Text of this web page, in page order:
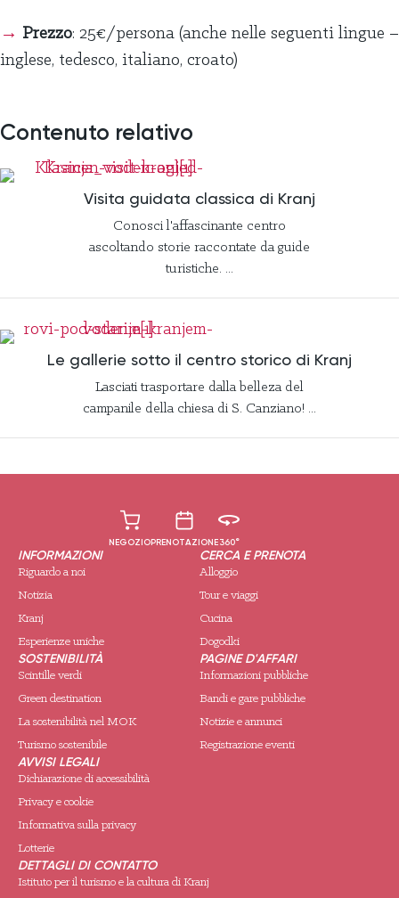
→ Prezzo: 25€/persona (anche nelle seguenti lingue –
inglese, tedesco, italiano, croato)
Contenuto relativo
Visita guidata classica di Kranj
Conosci l'affascinante centro
ascoltando storie raccontate da guide
turistiche. ...
Le gallerie sotto il centro storico di Kranj
Lasciati trasportare dalla belleza del
campanile della chiesa di S. Canziano! ...
NEGOZIOPRENOTAZIONE360°
INFORMAZIONI
Riguardo a noi
Notizia
Kranj
Esperienze uniche
CERCA E PRENOTA
Alloggio
Tour e viaggi
Cucina
Dogodki
SOSTENIBILITÀ
Scintille verdi
Green destination
La sostenibilità nel MOK
Turismo sostenibile
PAGINE D'AFFARI
Informazioni pubbliche
Bandi e gare pubbliche
Notizie e annunci
Registrazione eventi
AVVISI LEGALI
Dichiarazione di accessibilità
Privacy e cookie
Informativa sulla privacy
Lotterie
DETTAGLI DI CONTATTO
Istituto per il turismo e la cultura di Kranj